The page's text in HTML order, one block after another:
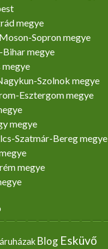
megye
Sopron megye
megye
megye
Szolnok megye
Esztergom megye
megye
Szatmár-Bereg megye
megye
Blog Esküvő